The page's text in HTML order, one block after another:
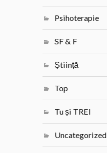
Psihoterapie
SF & F
Știință
Top
Tu și TREI
Uncategorized